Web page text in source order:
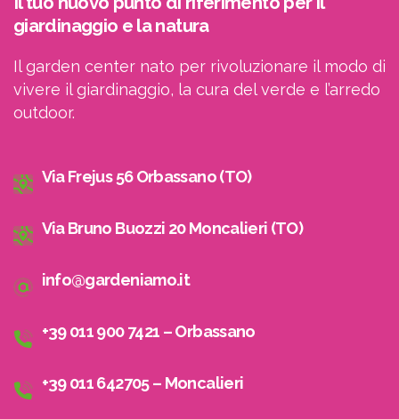
giardinaggio e la natura
Il garden center nato per rivoluzionare il modo di
vivere il giardinaggio, la cura del verde e l’arredo
outdoor.
Via Frejus 56 Orbassano (TO)
Via Bruno Buozzi 20 Moncalieri (TO)
info@gardeniamo.it
+39 011 900 7421 – Orbassano
+39 011 642705 – Moncalieri